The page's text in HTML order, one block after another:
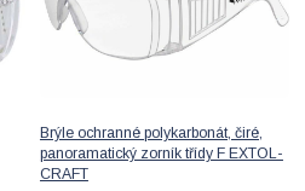
Brýle ochranné polykarbonát, čiré,
panoramatický zorník třídy F EXTOL-
CRAFT